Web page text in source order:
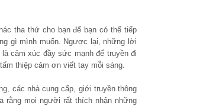
tha thứ cho bạn để bạn có thể tiếp
gì mình muốn. Ngược lại, những lời
cảm xúc đầy sức mạnh để truyền đi
thiệp cảm ơn viết tay mỗi sáng.
các nhà cung cấp, giới truyền thông
rằng mọi người rất thích nhận những